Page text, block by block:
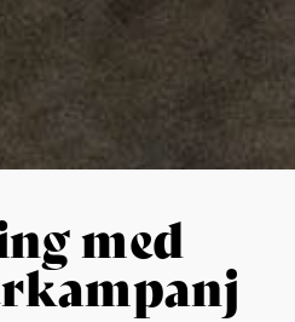
med